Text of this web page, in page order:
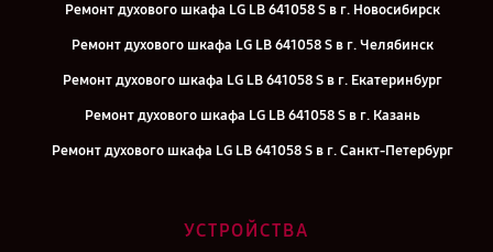
Ремонт духового шкафа LG LB 641058 S в г. Новосибирск
Ремонт духового шкафа LG LB 641058 S в г. Челябинск
Ремонт духового шкафа LG LB 641058 S в г. Екатеринбург
Ремонт духового шкафа LG LB 641058 S в г. Казань
Ремонт духового шкафа LG LB 641058 S в г. Санкт-Петербург
УСТРОЙСТВА